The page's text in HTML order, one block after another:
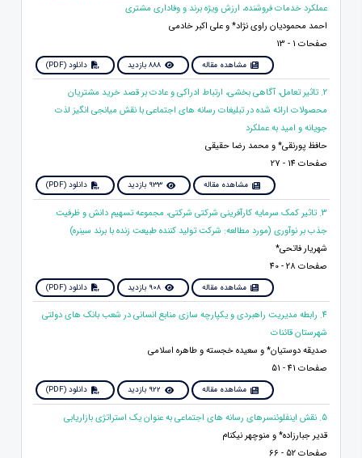
عملکرد خدمات فروشنده، ارزش ویژه برند و وفاداری مشتری
احمد محمودیان راوی نژاد* و علی اکبر خادمی
صفحات 1 - 13
مشاهده مقاله 888 بازدید دانلود (PDF)
2. تاثیر تعامل، آگاهی بخشی، ارتباط ادراکی و عادت بر قصد خرید مشتریان
محصولات ارائه شده در تبلیغات رسانه های اجتماعی با نقش میانجی انگیز لذت
جویانه و امید به عملکرد
حافظ پورنقی* و محمد رضا حقیقی
صفحات 14 - 27
مشاهده مقاله 933 بازدید دانلود (PDF)
3. تاثیر کمک سرمایه کارآفرینی شرکتی شرکتی، مجموعه تسهیم دانش و ظرفیت
جذب بر نوآوری (مورد مطالعه: شرکت تولید کننده طبیعت زنده با برند سینره)
شهریار فاتحی*
صفحات 28 - 40
مشاهده مقاله 908 بازدید دانلود (PDF)
4. رابطه مدیریت راهبردی و یکپارچه‌ سازی منابع انسانی در شعب بانک‌ های دولتی
شهرستان قائنات
صدیقه دوستیان* و سعیده خجسته و طاهره اسلامی
صفحات 41 - 51
مشاهده مقاله 922 بازدید دانلود (PDF)
5. نقش اینفلوئنسرهای رسانه های اجتماعی به عنوان یک استراتژی بازاریابی
قدیر جبارزاده* و منوچهر نیکنام
صفحات 52 - 66